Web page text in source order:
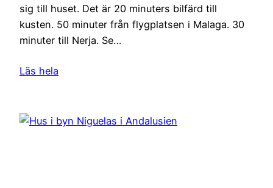
sig till huset. Det är 20 minuters bilfärd till
kusten. 50 minuter från flygplatsen i Malaga. 30
minuter till Nerja. Se…
Läs hela